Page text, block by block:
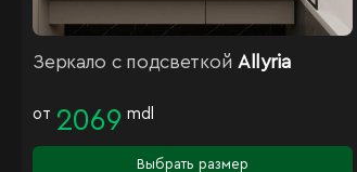
Зеркало с подсветкой Allyria
от 2069 mdl
Выбрать размер